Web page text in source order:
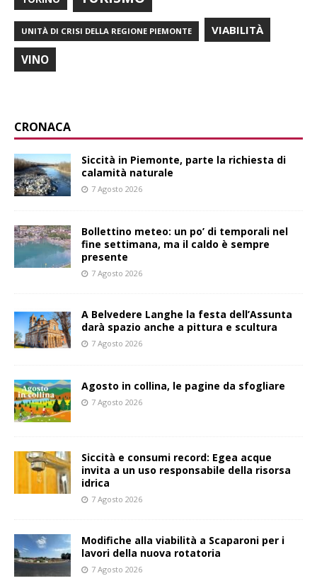
UNITÀ DI CRISI DELLA REGIONE PIEMONTE VIABILITÀ
VINO
CRONACA
Siccità in Piemonte, parte la richiesta di
calamità naturale
7 Agosto 2026
Bollettino meteo: un po’ di temporali nel
fine settimana, ma il caldo è sempre
presente
7 Agosto 2026
A Belvedere Langhe la festa dell’Assunta
darà spazio anche a pittura e scultura
7 Agosto 2026
Agosto in collina, le pagine da sfogliare
7 Agosto 2026
Siccità e consumi record: Egea acque
invita a un uso responsabile della risorsa
idrica
7 Agosto 2026
Modifiche alla viabilità a Scaparoni per i
lavori della nuova rotatoria
7 Agosto 2026